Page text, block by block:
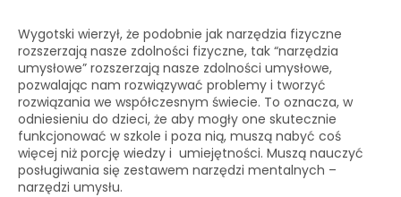
Wygotski wierzył, że podobnie jak narzędzia fizyczne
rozszerzają nasze zdolności fizyczne, tak “narzędzia
umysłowe” rozszerzają nasze zdolności umysłowe,
pozwalając nam rozwiązywać problemy i tworzyć
rozwiązania we współczesnym świecie. To oznacza, w
odniesieniu do dzieci, że aby mogły one skutecznie
funkcjonować w szkole i poza nią, muszą nabyć coś
więcej niż porcję wiedzy i umiejętności. Muszą nauczyć
posługiwania się zestawem narzędzi mentalnych –
narzędzi umysłu.